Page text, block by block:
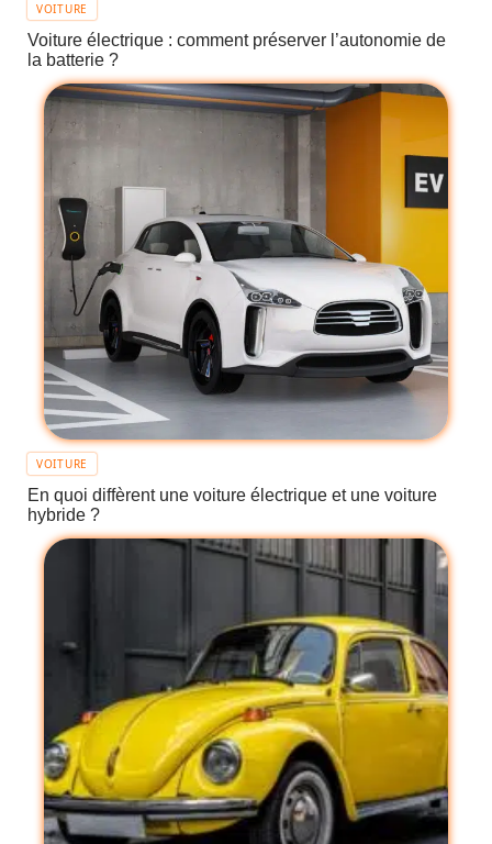
VOITURE
Voiture électrique : comment préserver l’autonomie de
la batterie ?
VOITURE
En quoi diffèrent une voiture électrique et une voiture
hybride ?